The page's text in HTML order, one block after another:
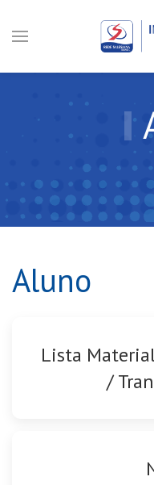
Aluno
Lista
/